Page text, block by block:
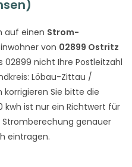
auf einen Strom-
von 02899 Ostritz
02899 nicht Ihre Postleitzahl
Löbau-Zittau /
korrigieren Sie bitte die
kwh ist nur ein Richtwert für
genauer
eintragen.